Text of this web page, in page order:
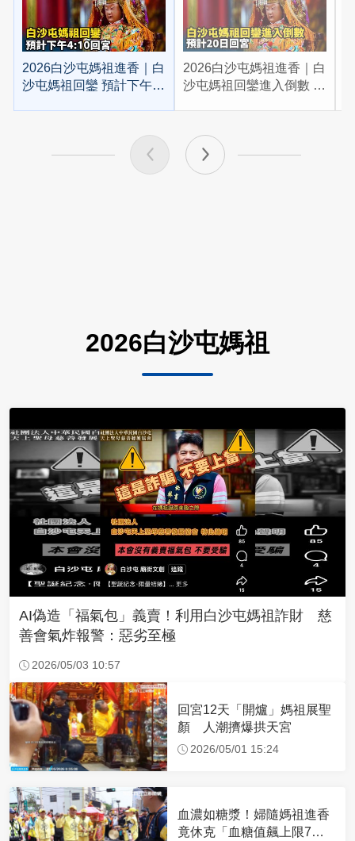
2026白沙屯媽祖進香｜白
沙屯媽祖回鑾 預計下午
2026白沙屯媽祖進香｜白
沙屯媽祖回鑾進入倒數 預
2026白沙屯媽祖
AI偽造「福氣包」義賣！利用白沙屯媽祖詐財 慈
善會氣炸報警：惡劣至極
2026/05/03 10:57
回宮12天「開爐」媽祖展聖
顏 人潮擠爆拱天宮
2026/05/01 15:24
血濃如糖漿！婦隨媽祖進香
竟休克「血糖值飆上限7